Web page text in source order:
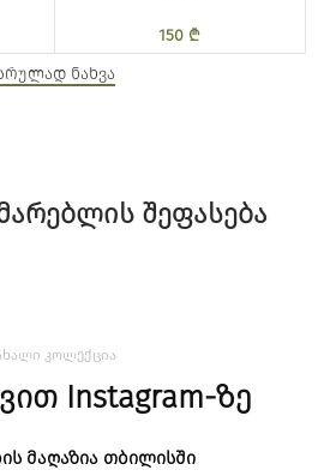
150 ₾
ნახვა
შეფასება
კოლექცია
Instagram-ზე
მაღაზია თბილისში